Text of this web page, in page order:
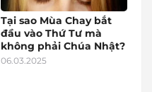
Tại sao Mùa Chay bắt
đầu vào Thứ Tư mà
không phải Chúa Nhật?
06.03.2025